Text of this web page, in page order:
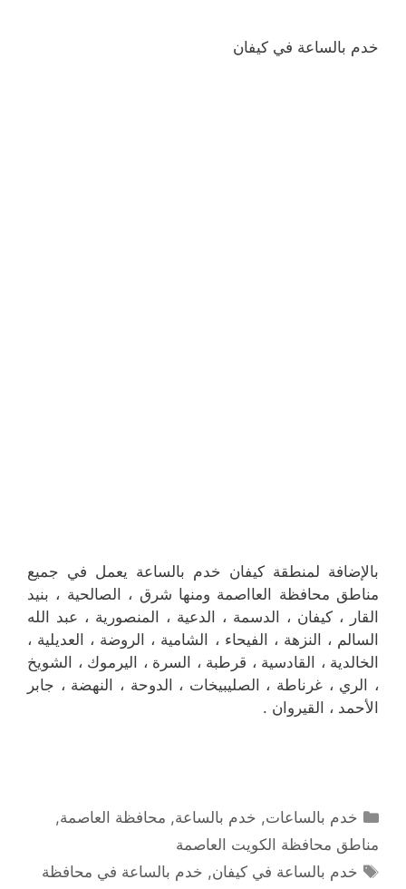
خدم بالساعة في كيفان
بالإضافة لمنطقة كيفان خدم بالساعة يعمل في جميع
مناطق محافظة العااصمة ومنها شرق ، الصالحية ، بنيد
القار ، كيفان ، الدسمة ، الدعية ، المنصورية ، عبد الله
السالم ، النزهة ، الفيحاء ، الشامية ، الروضة ، العديلية ،
الخالدية ، القادسية ، قرطبة ، السرة ، اليرموك ، الشويخ
، الري ، غرناطة ، الصليبيخات ، الدوحة ، النهضة ، جابر
الأحمد ، القيروان .
التصنيفات
خدم بالساعات, خدم بالساعة, محافظة العاصمة,
مناطق محافظة الكويت العاصمة
الوسوم
خدم بالساعة في كيفان, خدم بالساعة في محافظة